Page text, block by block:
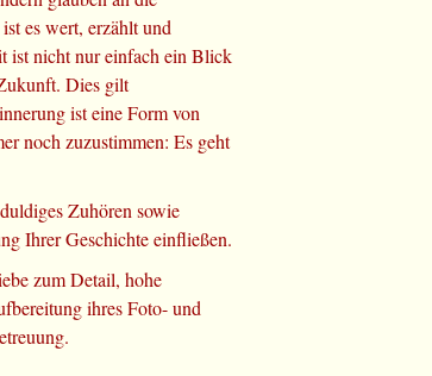
es wert, erzählt und
ist nicht nur einfach ein Blick
Dies gilt
ist eine Form von
noch zuzustimmen: Es geht
Zuhören sowie
Ihrer Geschichte einfließen.
zum Detail, hohe
ihres Foto- und